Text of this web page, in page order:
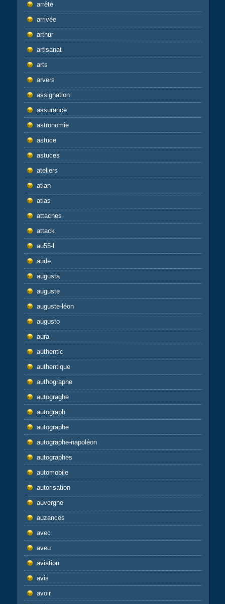
arrêté
arrivée
arthur
artisanat
arts
arvers
assignation
assurance
astronomie
astuce
astuces
ateliers
atlan
atlas
attaches
attack
au55-l
aude
augusta
auguste
auguste-léon
augusto
aura
authentic
authentique
authographe
autograghe
autograph
autographe
autographe-napoléon
autographes
automobile
autorisation
auvergne
auzances
avec
aveu
aviation
avis
avoir